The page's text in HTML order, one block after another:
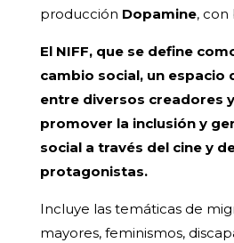
producción Dopamine, con
El NIFF, que se define
cambio social, un espacio
entre diversos creadores
promover la inclusión y
social a través del cine y
protagonistas.
Incluye las temáticas de
mayores, feminismos,